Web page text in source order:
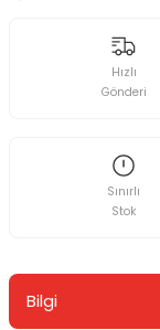
Hızlı
Gönderi
Sınırlı
Stok
Bilgi